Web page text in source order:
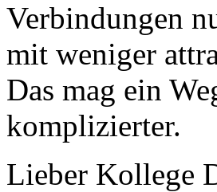
Verbindungen
mit weniger
Das mag ein
komplizierter.
Lieber Kollege